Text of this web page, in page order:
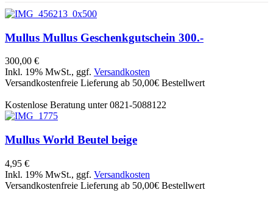
Mullus Mullus Geschenkgutschein 300.-
300,00 €
Inkl. 19% MwSt., ggf. Versandkosten
Versandkostenfreie Lieferung ab 50,00€ Bestellwert
Kostenlose Beratung unter 0821-5088122
Mullus World Beutel beige
4,95 €
Inkl. 19% MwSt., ggf. Versandkosten
Versandkostenfreie Lieferung ab 50,00€ Bestellwert